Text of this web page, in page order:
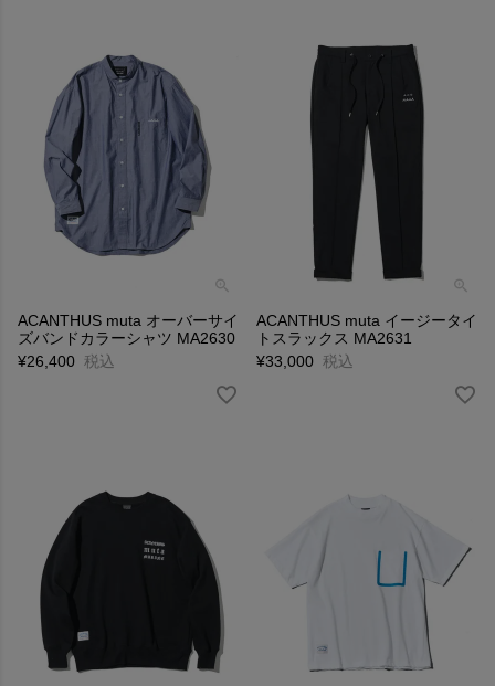
ACANTHUS muta オーバーサイ
ズバンドカラーシャツ MA2630
¥26,400 税込
ACANTHUS muta イージータイ
トスラックス MA2631
¥33,000 税込